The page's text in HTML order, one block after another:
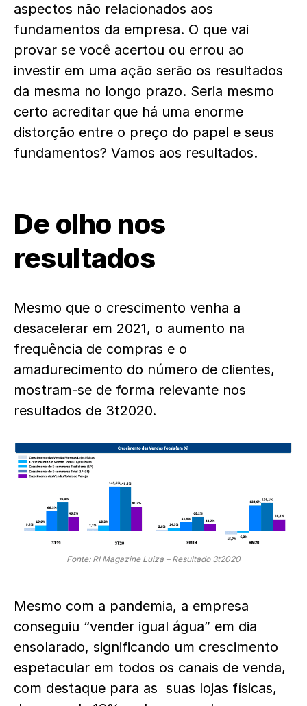
aspectos não relacionados aos
fundamentos da empresa. O que vai
provar se você acertou ou errou ao
investir em uma ação serão os resultados
da mesma no longo prazo. Seria mesmo
certo acreditar que há uma enorme
distorção entre o preço do papel e seus
fundamentos? Vamos aos resultados.
De olho nos
resultados
Mesmo que o crescimento venha a
desacelerar em 2021, o aumento na
frequência de compras e o
amadurecimento do número de clientes,
mostram-se de forma relevante nos
resultados de 3t2020.
Fonte: RI Magazine Luiza – Resultado 3t2020
Mesmo com a pandemia, a empresa
conseguiu “vender igual água” em dia
ensolarado, significando um crescimento
espetacular em todos os canais de venda,
com destaque para as suas lojas físicas,